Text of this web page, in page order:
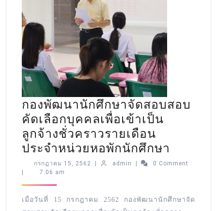
กองพัฒนานักศึกษาจัดสอบสอบ
คัดเลือกบุคคลเพื่อเข้าเป็น
ลูกจ้างชั่วคราวรายเดือน
ประจำหน่วยหอพักนักศึกษา
กรกฎาคม 15, 2562 | admin |
0 Comment
|
7:06 am
เมื่อวันที่ 15 กรกฎาคม 2562 กองพัฒนานักศึกษาจัด